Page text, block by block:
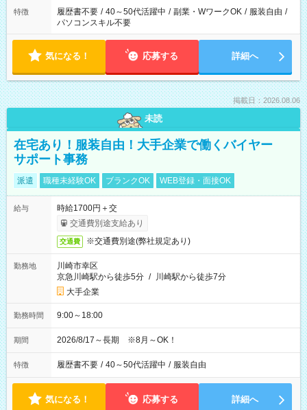
特徴 履歴書不要 / 40～50代活躍中 / 副業・WワークOK / 服装自由 /
パソコンスキル不要
気になる！ 応募する 詳細へ
掲載日：2026.08.06
未読
在宅あり！服装自由！大手企業で働くバイヤー
サポート事務
派遣 職種未経験OK ブランクOK WEB登録・面接OK
給与
時給1700円＋交
交通費別途支給あり
交通費 ※交通費別途(弊社規定あり)
勤務地
川崎市幸区
京急川崎駅から徒歩5分 / 川崎駅から徒歩7分
大手企業
勤務時間 9:00～18:00
期間 2026/8/17～長期 ※8月～OK！
特徴 履歴書不要 / 40～50代活躍中 / 服装自由
気になる！ 応募する 詳細へ